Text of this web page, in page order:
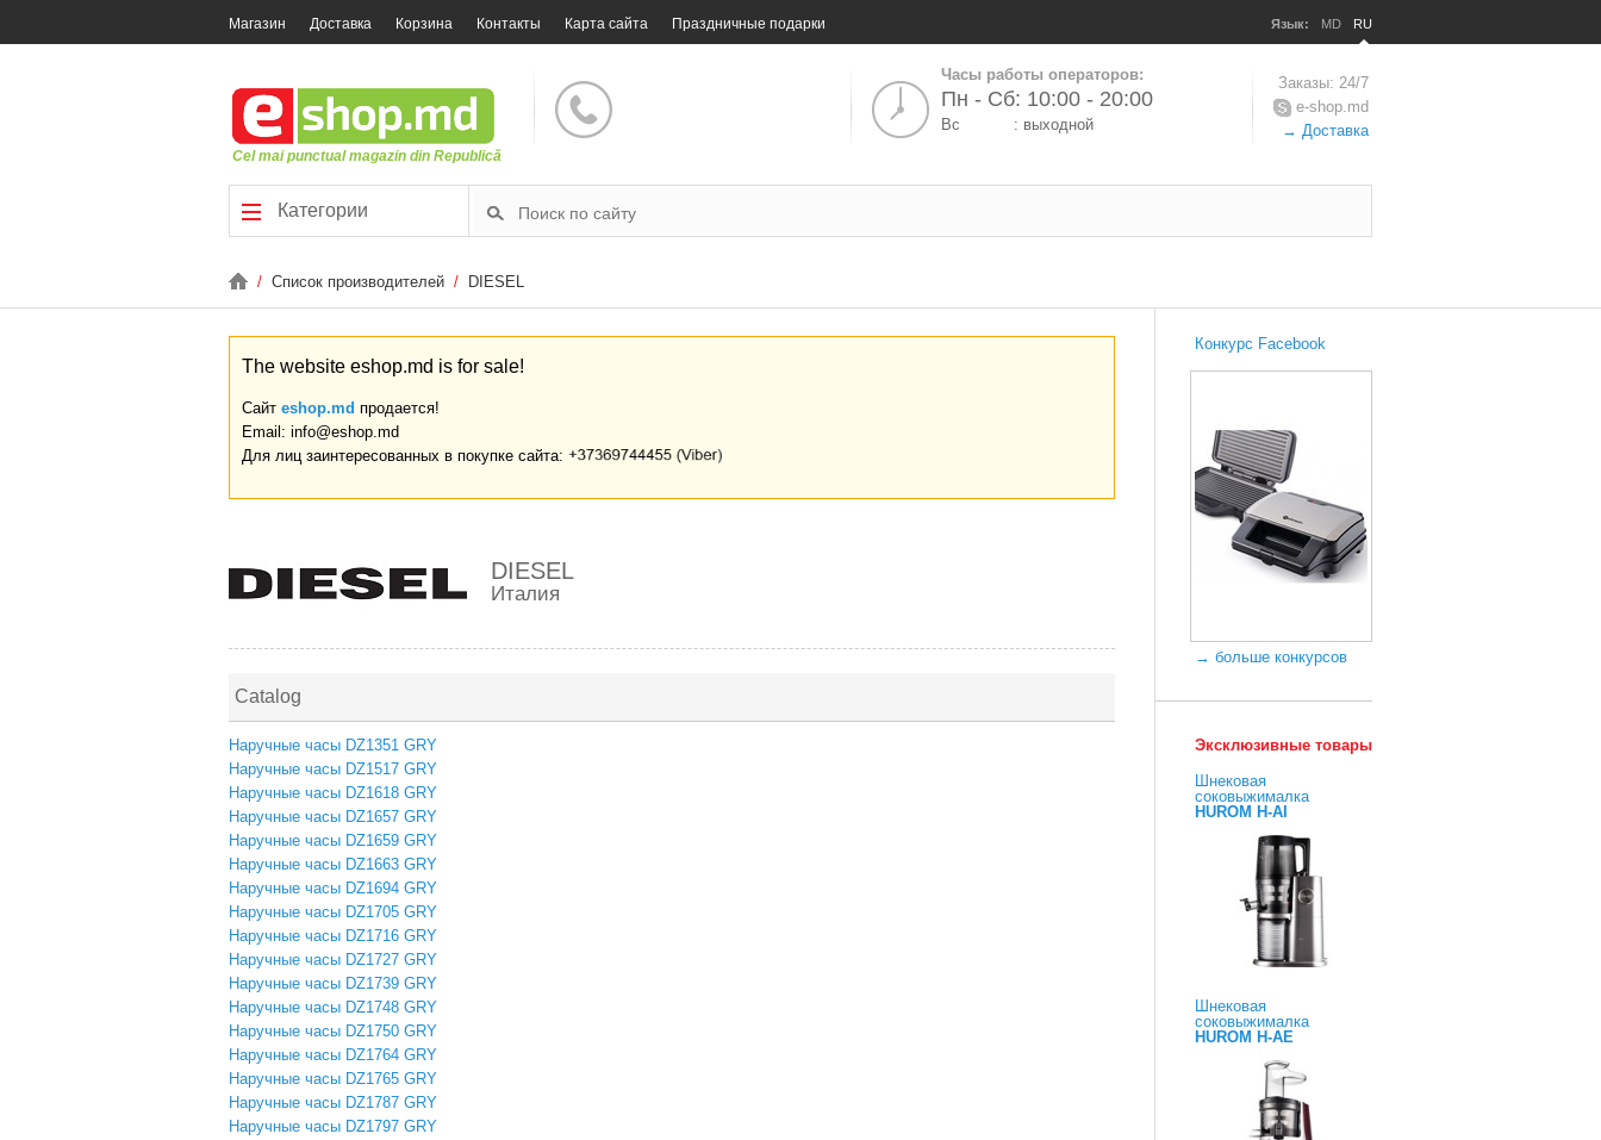
Магазин Доставка Корзина Контакты Карта сайта Праздничные подарки Язык: MD RU
Cel mai punctual magazin din Republică
Часы работы операторов:
Пн - Сб: 10:00 - 20:00
Вс : выходной
Заказы: 24/7
e-shop.md
→ Доставка
Категории
/ Список производителей / DIESEL
The website eshop.md is for sale!
Сайт eshop.md продается!
Email: info@eshop.md
Для лиц заинтересованных в покупке сайта:
DIESEL
Италия
Catalog
Наручные часы DZ1351 GRY
Наручные часы DZ1517 GRY
Наручные часы DZ1618 GRY
Наручные часы DZ1657 GRY
Наручные часы DZ1659 GRY
Наручные часы DZ1663 GRY
Наручные часы DZ1694 GRY
Наручные часы DZ1705 GRY
Наручные часы DZ1716 GRY
Наручные часы DZ1727 GRY
Наручные часы DZ1739 GRY
Наручные часы DZ1748 GRY
Наручные часы DZ1750 GRY
Наручные часы DZ1764 GRY
Наручные часы DZ1765 GRY
Наручные часы DZ1787 GRY
Наручные часы DZ1797 GRY
Конкурс Facebook
→ больше конкурсов
Эксклюзивные товары
Шнековая
соковыжималка
HUROM H-AI
Шнековая
соковыжималка
HUROM H-AE